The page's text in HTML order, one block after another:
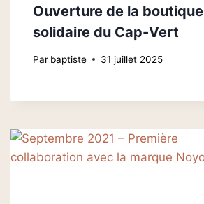
Ouverture de la boutique
solidaire du Cap-Vert
Par baptiste 31 juillet 2025